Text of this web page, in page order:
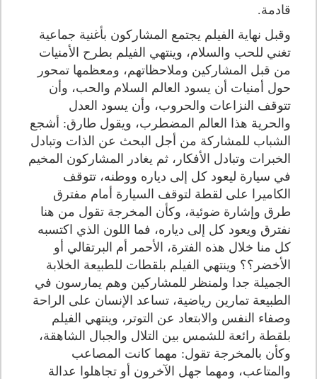
قادمة.
وقبل نهاية الفيلم يجتمع المشاركون بأغنية جماعية
تغني للحب والسلام، وينتهي الفيلم بطرح الأمنيات
من قبل المشاركين وملاحظاتهم، ومعظمها تمحور
حول أمنيات أن يسود العالم السلام والحب، وأن
تتوقف النزاعات والحروب، وأن يسود العدل
والحرية هذا العالم المضطرب، ويقول طارق: أشجع
الشباب للمشاركة من أجل البحث عن الذات وتبادل
الخبرات وتبادل الأفكار، ثم يغادر المشاركون المخيم
في سيارة ليعود كل إلى دياره ووطنه، تتوقف
الكاميرا على لقطة لتوقف السيارة أمام مفترق
طرق وإشارة ضوئية، وكأن المخرجة تقول من هنا
نفترق ويعود كل إلى دياره، فما اللون الذي اكتسبه
كل منا خلال هذه الفترة، الأحمر أم البرتقالي أو
الأخضر؟؟ وينتهي الفيلم بلقطات للطبيعة الخلابة
الجميلة جدا ولمنظر للمشاركين وهم يمارسون في
الطبيعة تمارين رياضية، تساعد الإنسان على الراحة
وصفاء النفس والابتعاد عن التوتر، وينتهي الفيلم
بلقطة رائعة للشمس بين التلال والجبال الشاهقة،
وكأن بالمخرجة تقول: مهما كانت المصاعب
والمتاعب، ومهما جهل الآخرون أو تجاهلوا عدالة